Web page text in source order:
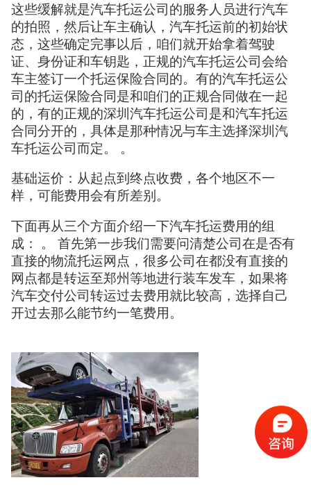
这些缓解就是汽车托运公司的服务人员进行汽车
的拍照，然后让车主确认，汽车托运前的初始状
态，这些确定完事以后，咱们就开始拿着驾驶
证、身份证和车钥匙，正规的汽车托运公司会给
车主签订一个托运保险合同的。有的汽车托运公
司的托运保险合同是和咱们的正规合同做在一起
的，有的正规的深圳汽车托运公司是和汽车托运
合同分开的，具体是那种情况与车主选择深圳汽
车托运公司而定。 。
基础运价：从起点到终点收费，各个地区不一
样，可能费用会有所差别。
下面再从三个方面介绍一下汽车托运费用的组
成： 。 首先第一步我们需要问清楚公司在是否有
直接的物流托运网点，很多公司在都没有直接的
网点都是转运至郑州等地进行装车发车，如果将
汽车交付公司转运过去费用就比较高，选择自己
开过去那么能节约一笔费用。